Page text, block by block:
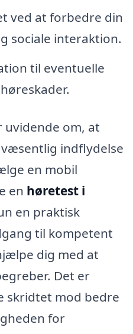
ved at forbedre din
sociale interaktion.
til eventuelle
uvidende om, at
indflydelse
en mobil
en høretest i
en praktisk
til kompetent
dig med at
Det er
skridtet mod bedre
for